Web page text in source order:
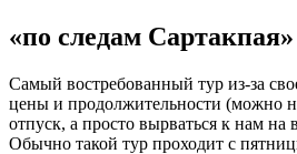
«по следам Сартакпая»
Самый востребованный тур из-за
цены и продолжительности (можно
отпуск, а просто вырваться к нам на
Обычно такой тур проходит с